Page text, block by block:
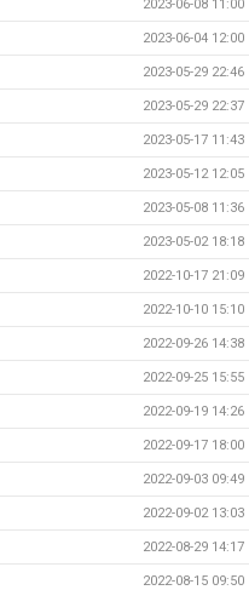
2023-06-08 11:00
2023-06-04 12:00
2023-05-29 22:46
2023-05-29 22:37
2023-05-17 11:43
2023-05-12 12:05
2023-05-08 11:36
2023-05-02 18:18
2022-10-17 21:09
2022-10-10 15:10
2022-09-26 14:38
2022-09-25 15:55
2022-09-19 14:26
2022-09-17 18:00
2022-09-03 09:49
2022-09-02 13:03
2022-08-29 14:17
2022-08-15 09:50